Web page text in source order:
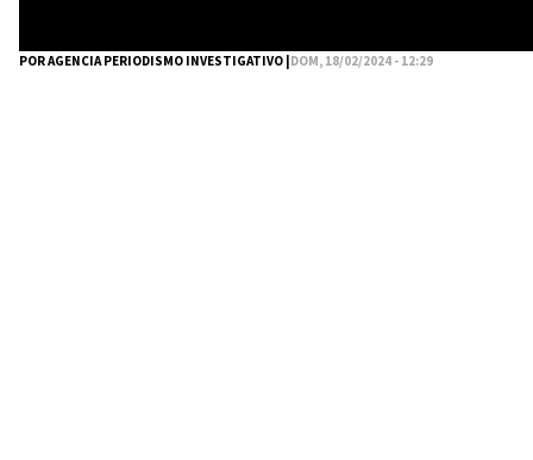
POR AGENCIA PERIODISMO INVESTIGATIVO | DOM, 18/02/2024 - 12:29